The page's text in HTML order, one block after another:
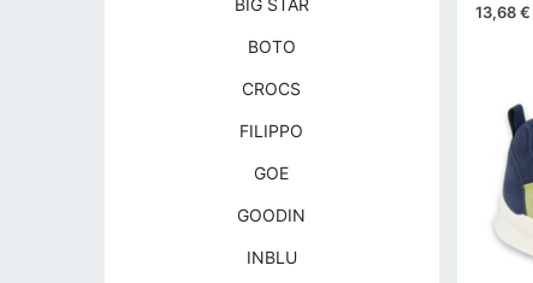
13,68 €
BIG STAR
BOTO
CROCS
FILIPPO
GOE
GOODIN
INBLU